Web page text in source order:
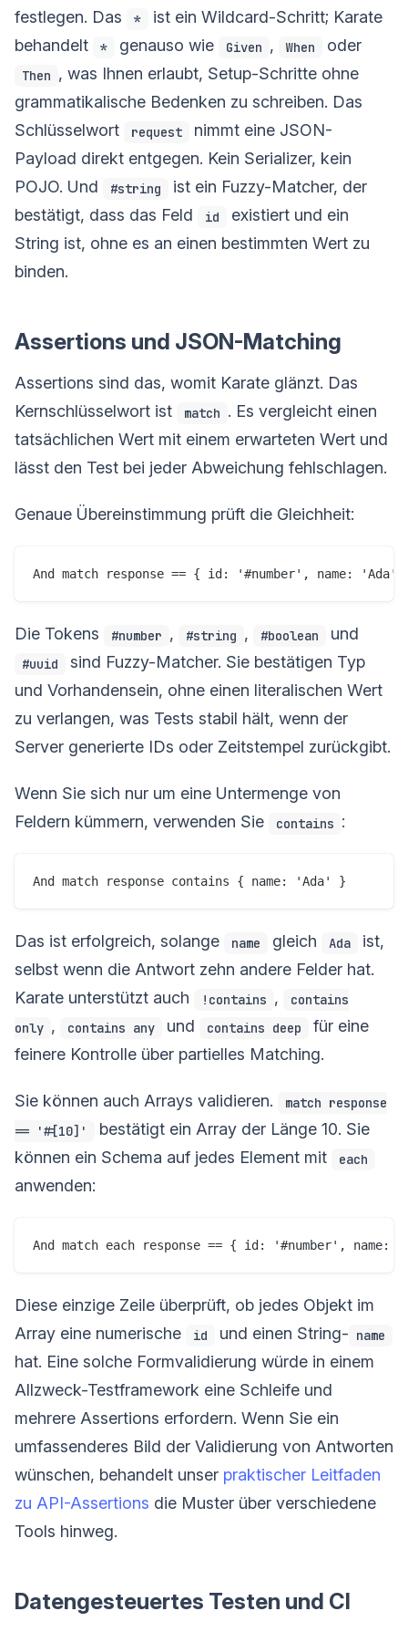
festlegen. Das
*
ist ein Wildcard-Schritt; Karate
behandelt
* genauso wie Given , When oder
Then , was Ihnen erlaubt, Setup-Schritte ohne
grammatikalische Bedenken zu schreiben. Das
Schlüsselwort
request
nimmt eine JSON-
Payload direkt entgegen. Kein Serializer, kein
POJO. Und
#string
ist ein Fuzzy-Matcher, der
bestätigt, dass das Feld
id
existiert und ein
String ist, ohne es an einen bestimmten Wert zu
binden.
Assertions und JSON-Matching
Assertions sind das, womit Karate glänzt. Das
Kernschlüsselwort ist
match . Es vergleicht einen
tatsächlichen Wert mit einem erwarteten Wert und
lässt den Test bei jeder Abweichung fehlschlagen.
Genaue Übereinstimmung prüft die Gleichheit:
Die Tokens #number , #string , #boolean und
#uuid
sind Fuzzy-Matcher. Sie bestätigen Typ
und Vorhandensein, ohne einen literalischen Wert
zu verlangen, was Tests stabil hält, wenn der
Server generierte IDs oder Zeitstempel zurückgibt.
Wenn Sie sich nur um eine Untermenge von
Feldern kümmern, verwenden Sie
contains :
Das ist erfolgreich, solange name gleich Ada
ist,
selbst wenn die Antwort zehn andere Felder hat.
Karate unterstützt auch
!contains ,
contains
only , contains any und contains deep
für eine
feinere Kontrolle über partielles Matching.
Sie können auch Arrays validieren.
match response
== '#[10]'
bestätigt ein Array der Länge 10. Sie
können ein Schema auf jedes Element mit
each
anwenden:
Diese einzige Zeile überprüft, ob jedes Objekt im
Array eine numerische
id und einen String- name
hat. Eine solche Formvalidierung würde in einem
Allzweck-Testframework eine Schleife und
mehrere Assertions erfordern. Wenn Sie ein
umfassenderes Bild der Validierung von Antworten
wünschen, behandelt unser praktischer Leitfaden
zu API-Assertions die Muster über verschiedene
Tools hinweg.
Datengesteuertes Testen und CI